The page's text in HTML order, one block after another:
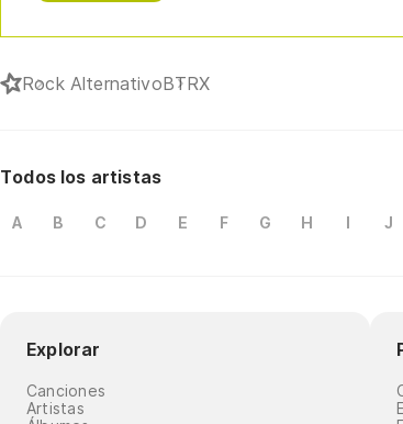
Rock AlternativoBTRX
Todos los artistas
A B C D E F G H I J
Explorar
Canciones
Artistas